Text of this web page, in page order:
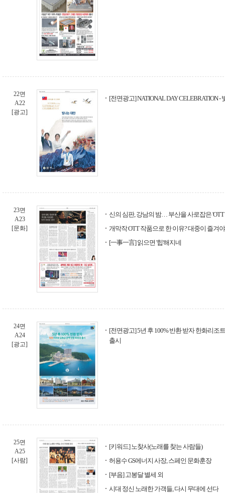
22면
A22
[광고]
[전면광고] NATIONAL DAY CELEBRATION -
23면
A23
[문화]
신의 심판, 강남의 밤… 부산을 사로잡은
개막작 OTT 작품으로 한 이유? 대중이 즐겨
[一事一言] 읽으면 '힙'해지네
24면
A24
[광고]
[전면광고] 5년 후 100% 반환 받자 한화리조
출시
25면
A25
[사람]
[키워드] 노찾사(노래를 찾는 사람들)
허용수 GS에너지 사장, 스페인 문화훈장
[부음] 고봉달 별세 외
시대 정신 노래한 가객들, 다시 무대에 선다